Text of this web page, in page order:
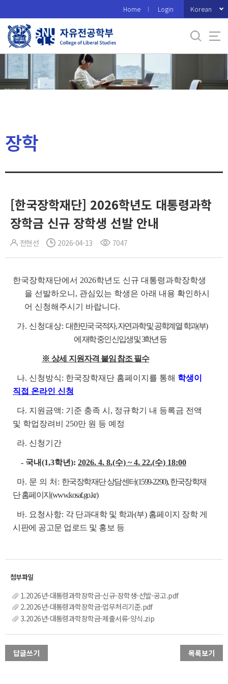
로
메
Home Login Korean
장학
[한국장학재단] 2026학년도 대통령과학
장학금 신규 장학생 선발 안내
전현선 2026-04-13 7047
한국장학재단에서 2026학년도 신규 대통령과학장학생
을 선발하오니, 관심있는 학생은 아래 내용 확인하시
어 신청해주시기 바랍니다.
가. 신청대상: 대한민국 국적자, 자연과학 및 공학계열 학과(부)
에 재학 중인 신입생 및 3학년 등
※ 상세 지 원자격 붙임 참조 필수
나. 신청방식: 한국장학재단 홈페이지를 통해 학생이
직접 온라인 신청
다. 지원금액: 기준 충족 시, 정규학기 내 등록금 전액
및 학업장려비 250만 원 등 예정
라. 신청기간
- 국내(1,3학년): 2026. 4. 8.(수) ~ 4. 22.(수) 18:00
마. 문 의 처: 한국장학재단 상담센터(1599-2290), 한국장학재
단 홈페이지(www.kosaf.go.kr)
바. 요청사항: 각 단과대학 및 학과(부) 홈페이지 장학 게
시판에 공고문 업로드 및 홍보 등
1.2026년-대통령과학장학금-신규-장학생-선발-공고.pdf
2.2026년-대통령과학장학금-업무처리기준.pdf
3.2026년-대통령과학장학금-제출서류-양식.zip
답글쓰기 목록보기